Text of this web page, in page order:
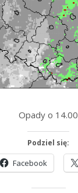
Opady o 14.00
Podziel się:
Facebook